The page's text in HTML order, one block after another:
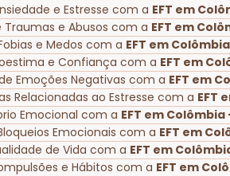
e Estresse com a EFT em
e Abusos com a EFT em
e Medos com a EFT em
e Confiança com a EFT em
Emoções Negativas com a EFT em
Relacionadas ao Estresse com a EFT
Emocional com a EFT em
Emocionais com a EFT em
de Vida com a EFT em
e Hábitos com a EFT em